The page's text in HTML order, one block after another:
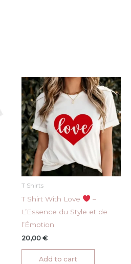
T Shirts
T Shirt With Love
–
L’Essence du Style et de
l’Émotion
20,00 €
Add to cart